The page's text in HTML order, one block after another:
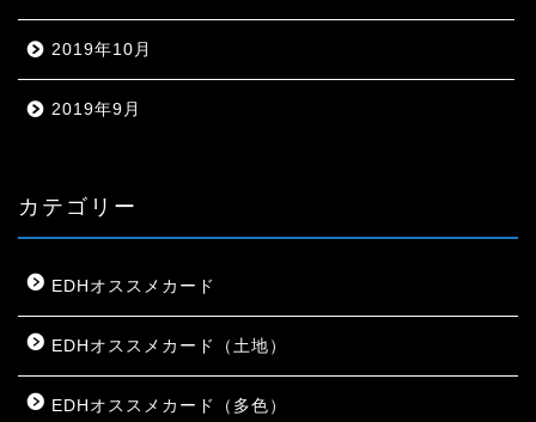
2019年10月
2019年9月
カテゴリー
EDHオススメカード
EDHオススメカード（土地）
EDHオススメカード（多色）